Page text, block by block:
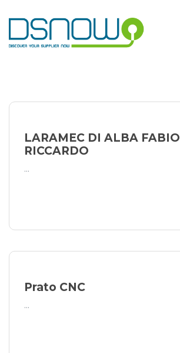
to
content
LARAMEC DI ALBA FABIO
RICCARDO
...
Prato CNC
...